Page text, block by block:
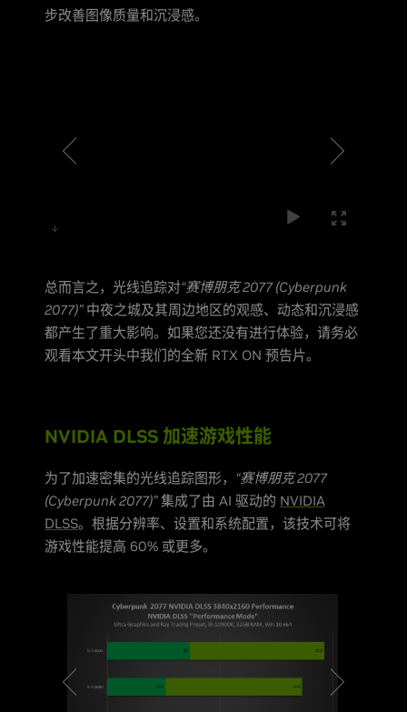
步改善图像质量和沉浸感。
总而言之，光线追踪对“赛博朋克 2077 (Cyberpunk
2077)”中夜之城及其周边地区的观感、动态和沉浸感
都产生了重大影响。如果您还没有进行体验，请务必
观看本文开头中我们的全新 RTX ON 预告片。
NVIDIA DLSS 加速游戏性能
为了加速密集的光线追踪图形， “赛博朋克 2077
(Cyberpunk 2077)”集成了由 AI 驱动的 NVIDIA
DLSS。根据分辨率、设置和系统配置，该技术可将
游戏性能提高 60% 或更多。